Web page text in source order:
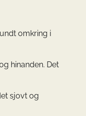
omkring i
hinanden. Det
sjovt og